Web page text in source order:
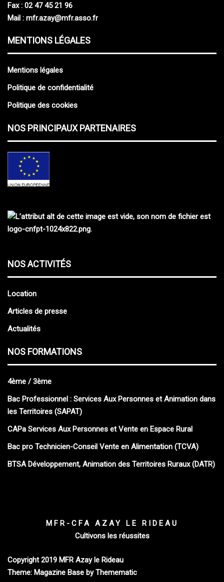
Fax : 02 47 45 21 96
Mail : mfr.azay@mfr.asso.fr
MENTIONS LÉGALES
Mentions légales
Politique de confidentialité
Politique des cookies
NOS PRINCIPAUX PARTENAIRES
NOS ACTIVITÉS
Location
Articles de presse
Actualités
NOS FORMATIONS
4ème / 3ème
Bac Professionnel : Services Aux Personnes et Animation dans
les Territoires (SAPAT)
CAPa Services Aux Personnes et Vente en Espace Rural
Bac pro Technicien-Conseil Vente en Alimentation (TCVA)
BTSA Développement, Animation des Territoires Ruraux (DATR)
MFR-CFA AZAY LE RIDEAU
Cultivons les réussites
Copyright 2019 MFR Azay le Rideau
Theme: Magazine Base byThemematic